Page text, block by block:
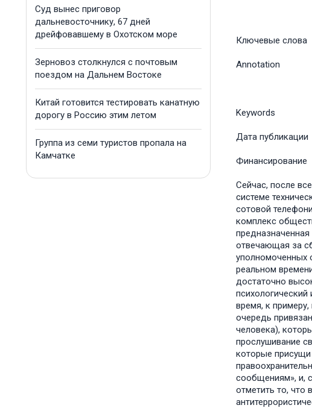
Суд вынес приговор
дальневосточнику, 67 дней
дрейфовавшему в Охотском море
Зерновоз столкнулся с почтовым
поездом на Дальнем Востоке
Китай готовится тестировать канатную
дорогу в Россию этим летом
Группа из семи туристов пропала на
Камчатке
Ключевые слова
Annotation
Keywords
Дата публикации
Финансирование
Сейчас, после
системе
сотовой
комплекс
отвечающая за
уполномоченных
реальном
достаточно
время, к
очередь
человека),
прослушивание
которые
сообщениям», и,
отметить то, что